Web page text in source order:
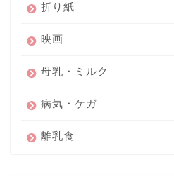
折り紙
映画
母乳・ミルク
病気・ケガ
離乳食